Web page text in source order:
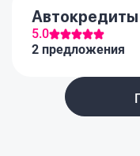
Автокредиты
5.0
2 предложения